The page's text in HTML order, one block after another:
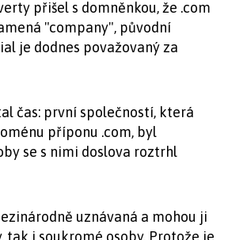
přišel s domněnkou, že .com
"company", původní
je dodnes považovaný za
čas: první společností, která
příponu .com, byl
se s nimi doslova roztrhl
uznávaná a mohou ji
tak i soukromé osoby. Protože je